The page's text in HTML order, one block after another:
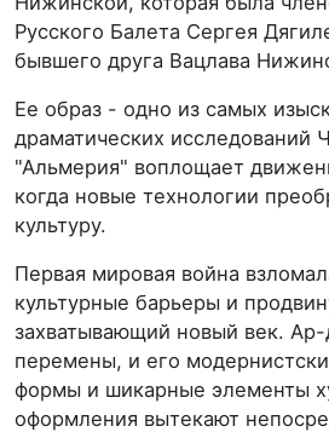
Русского Балета Сергея
бывшего друга Вацлава
Ее образ - одно из самых
драматических исследований
"Альмерия" воплощает
когда новые технологии
культуру.
Первая мировая война
культурные барьеры и
захватывающий новый век. Ар-
перемены, и его
формы и шикарные элементы
оформления вытекают